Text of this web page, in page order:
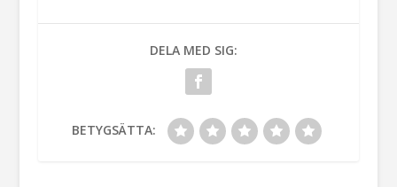
DELA MED SIG:
BETYGSÄTTA: